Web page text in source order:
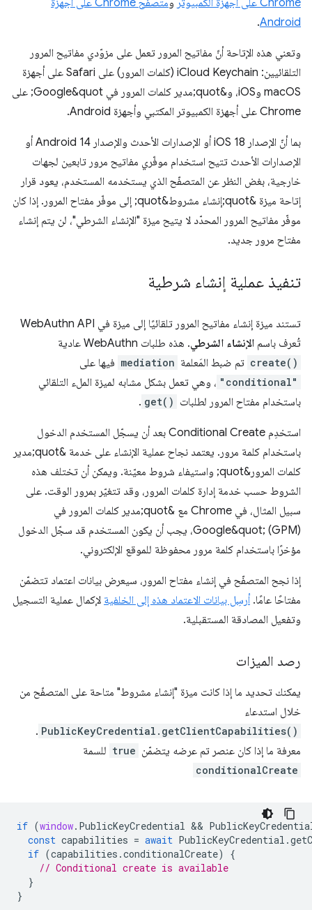
Android
.
وتعني هذه الإتاحة أنّ مفاتيح المرور تعمل على مزوّدي مفاتيح المرور
التلقائيين: iCloud Keychain (كلمات المرور) على Safari على أجهزة
macOS وiOS، و&quot;مدير كلمات المرور في Google&quot; على
Chrome على أجهزة الكمبيوتر المكتبي وأجهزة Android.
بما أنّ الإصدار iOS 18 أو الإصدارات الأحدث والإصدار Android 14 أو
الإصدارات الأحدث تتيح استخدام موفّري مفاتيح مرور تابعين لجهات
خارجية، بغض النظر عن المتصفّح الذي يستخدمه المستخدم، يعود قرار
إتاحة ميزة &quot;إنشاء مشروط&quot; إلى موفّر مفتاح المرور. إذا كان
موفّر مفاتيح المرور المحدّد لا يتيح ميزة "الإنشاء الشرطي"، لن يتم إنشاء
مفتاح مرور جديد.
تنفيذ عملية إنشاء شرطية
تستند ميزة إنشاء مفاتيح المرور تلقائيًا إلى ميزة في WebAuthn API
تُعرف باسم الإنشاء الشرطي. هذه طلبات WebAuthn عادية
create() تم ضبط المَعلمة mediation فيها على
"conditional" ، وهي تعمل بشكل مشابه لميزة الملء التلقائي
باستخدام مفتاح المرور لطلبات get()
.
استخدِم Conditional Create بعد أن يسجّل المستخدم الدخول
باستخدام كلمة مرور. يعتمد نجاح عملية الإنشاء على خدمة &quot;مدير
كلمات المرور&quot; واستيفاء شروط معيّنة. ويمكن أن تختلف هذه
الشروط حسب خدمة إدارة كلمات المرور، وقد تتغيّر بمرور الوقت. على
سبيل المثال، في Chrome مع &quot;مدير كلمات المرور في
Google&quot; (GPM)، يجب أن يكون المستخدم قد سجّل الدخول
مؤخرًا باستخدام كلمة مرور محفوظة للموقع الإلكتروني.
إذا نجح المتصفّح في إنشاء مفتاح المرور، سيعرض بيانات اعتماد تتضمّن
مفتاحًا عامًا.أرسِل بيانات الاعتماد هذه إلى الخلفية لإكمال عملية التسجيل
وتفعيل المصادقة المستقبلية.
رصد الميزات
يمكنك تحديد ما إذا كانت ميزة "إنشاء مشروط" متاحة على المتصفّح من
خلال استدعاء
PublicKeyCredential.getClientCapabilities()
.
معرفة ما إذا كان عنصر تم عرضه يتضمّن true للسمة
conditionalCreate
if (window. PublicKeyCredential &&
const capabilities = await PublicKeyCredential .
if (capabilities .conditionalCreate)
{
// Conditional create is available
}
}